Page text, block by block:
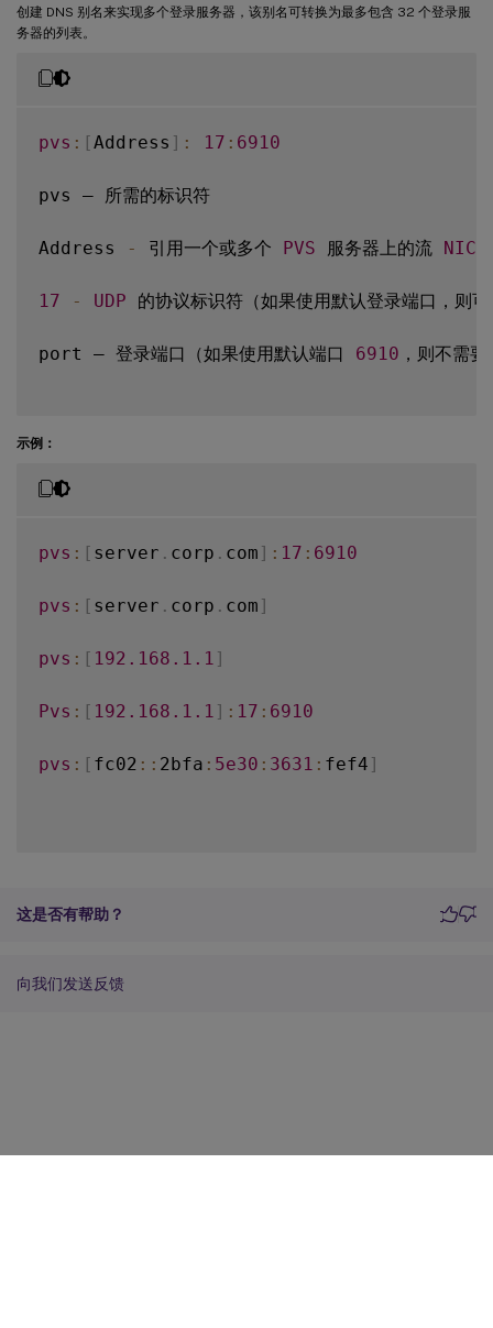
创建 DNS 别名来实现多个登录服务器，该别名可转换为最多包含 32 个登录服
务器的列表。
pvs : [Address ] : 17 : 6910
pvs – 所需的标识符
Address - 引用一个或多个 PVS 服务器上的流 NIC
17 - UDP 的协议标识符（如果使用默认登录端口，则
port – 登录端口（如果使用默认端口 6910 ，则不需
示例：
pvs : [ server . corp . com ] : 17 : 6910
pvs : [ server . corp . com ]
pvs : [ 192.168 .1 .1 ]
Pvs : [ 192.168 .1 .1 ] : 17 : 6910
pvs : [ fc02 : : 2bfa : 5e30 : 3631 : fef4 ]
这是否有帮助？
向我们发送反馈